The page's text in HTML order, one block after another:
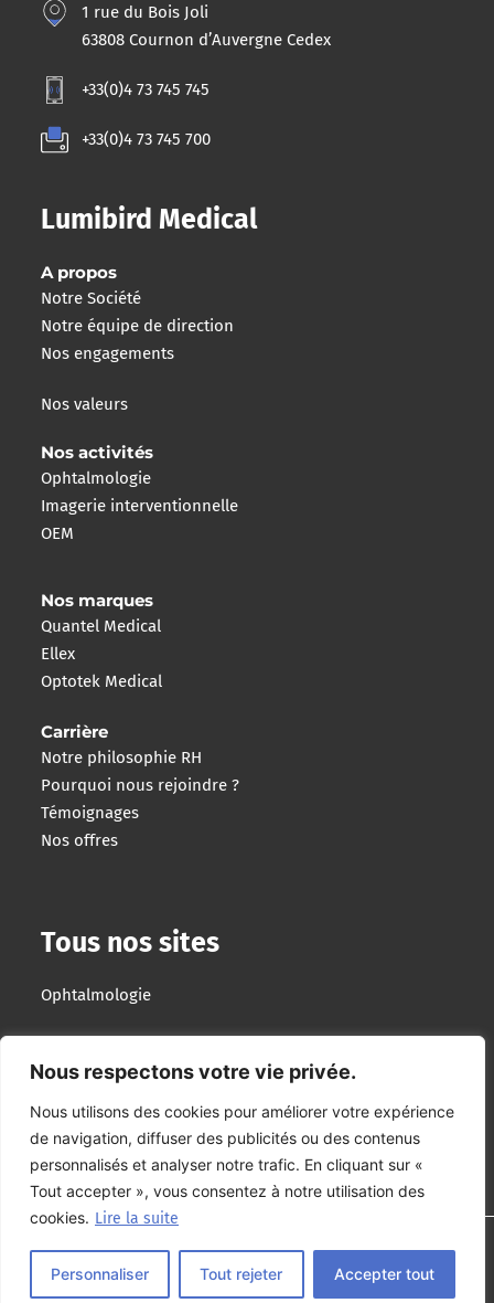
Nous respectons votre vie privée.
Nous utilisons des cookies pour améliorer votre expérience
de navigation, diffuser des publicités ou des contenus
personnalisés et analyser notre trafic. En cliquant sur «
Tout accepter », vous consentez à notre utilisation des
cookies. Lire la suite
Personnaliser Tout rejeter Accepter tout
1 rue du Bois Joli
63808 Cournon d’Auvergne Cedex
+33(0)4 73 745 745
+33(0)4 73 745 700
Lumibird Medical
A propos
Notre Société
Notre équipe de direction
Nos engagements
Nos valeurs
Nos activités
Ophtalmologie
Imagerie interventionnelle
OEM
Nos marques
Quantel Medical
Ellex
Optotek Medical
Carrière
Notre philosophie RH
Pourquoi nous rejoindre ?
Témoignages
Nos offres
Tous nos sites
Ophtalmologie
Groupe Lumibird
Plan du site–Mentions légales –Politique de
confidentialité– Politique de cookies